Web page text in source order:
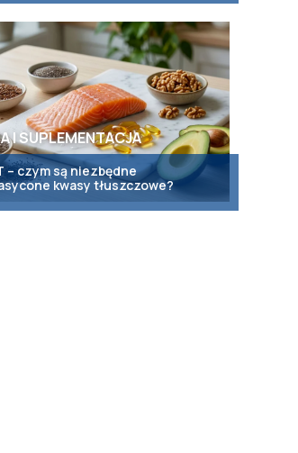
I SUPLEMENTACJA
– czym są niezbędne
kwasy tłuszczowe?